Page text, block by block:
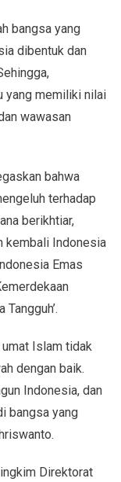
bangsa yang
dibentuk dan
yang memiliki nilai
wawasan
bahwa
terhadap
berikhtiar,
kembali Indonesia
Emas
umat Islam tidak
dengan baik.
Indonesia, dan
bangsa yang
Direktorat